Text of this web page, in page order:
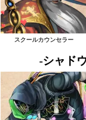
スクールカウンセラー
-シャド